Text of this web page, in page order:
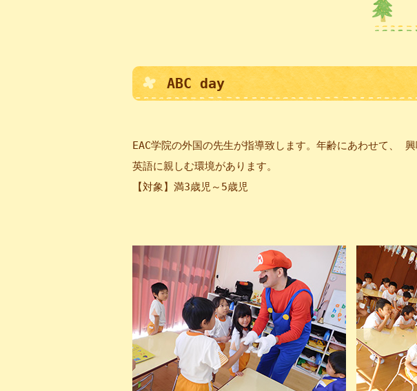
ABC day
EAC学院の外国の先生が指導致します。年齢にあわせて、
英語に親しむ環境があります。
【対象】満3歳児～5歳児